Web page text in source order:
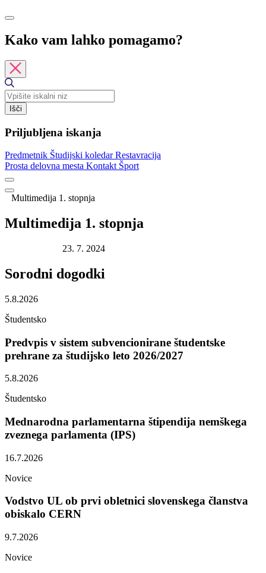
Kako vam lahko pomagamo?
Išči
Priljubljena iskanja
Predmetnik Študijski koledarRestavracija
Prosta delovna mesta Kontakt Šport
Multimedija 1. stopnja
Multimedija 1. stopnja
23. 7. 2024
Sorodni dogodki
5.8.2026
Študentsko
Predvpis v sistem subvencionirane študentske
prehrane za študijsko leto 2026/2027
5.8.2026
Študentsko
Mednarodna parlamentarna štipendija nemškega
zveznega parlamenta (IPS)
16.7.2026
Novice
Vodstvo UL ob prvi obletnici slovenskega članstva
obiskalo CERN
9.7.2026
Novice